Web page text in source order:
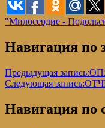
"Милосердие -
Навигация по
Предыдущая запись:
Следующая запись:
Навигация по